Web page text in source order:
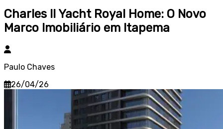
Charles II Yacht Royal Home: O Novo
Marco Imobiliário em Itapema
Paulo Chaves
26/04/26